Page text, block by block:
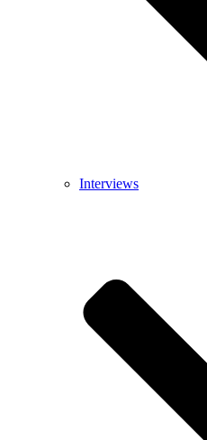
Interviews